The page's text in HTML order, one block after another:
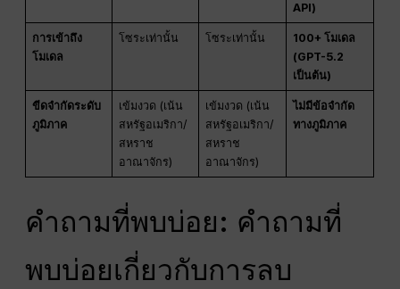
API)
การเข้าถึง
โมเดล
โซระเท่านั้น โซระเท่านั้น
100+ โมเดล
(GPT-5.2
เป็นต้น)
ขีดจำกัดระดับ
ภูมิภาค
เข้มงวด (เน้น
สหรัฐอเมริกา/
สหราช
อาณาจักร)
เข้มงวด (เน้น
สหรัฐอเมริกา/
สหราช
อาณาจักร)
ไม่มีข้อจำกัด
ทางภูมิภาค
คำถามที่พบบ่อย: คำถามที่
พบบ่อยเกี่ยวกับการลบ